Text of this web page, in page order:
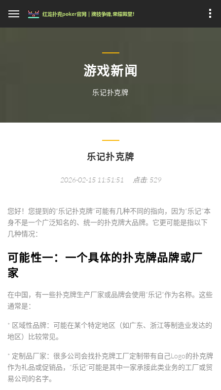
游戏新闻
乐记扑克牌
乐记扑克牌
2026-02-15 11:51:51 点击: 529
您好！您提到的“乐记扑克牌”可能有几种不同的指向，因为“乐记”本
身不是一个广泛知名的、统一的扑克牌大品牌。它更可能是指以下
几种情况：
可能性一：一个具体的扑克牌品牌或厂
家
在中国，有一些扑克牌生产厂家或品牌会使用“乐记”作为名称。这些
通常是：
* 区域性品牌：可能在某个特定地区（如广东、浙江等制造业发达的
地区）比较常见。
* 定制品厂家：很多公司会找扑克牌工厂定制带有自己Logo的扑克牌
作为礼品或促销品，“乐记”可能是其中一家承接此类业务的工厂或贸
易公司的名字。